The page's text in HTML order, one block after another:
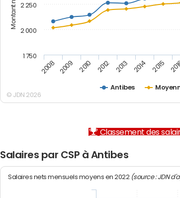
Antibes
2008 2009 2010 2012 2013 2014 2015
1 750
2 000
2 250
© JDN 2026
Classement des
Salaires par CSP à Antibes
Salaires nets mensuels moyens en 2022 (source : JDN